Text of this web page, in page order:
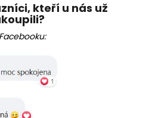
kteří u nás už